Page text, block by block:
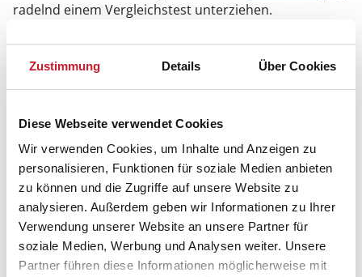
Zustimmung Details Über Cookies
Diese Webseite verwendet Cookies
Wir verwenden Cookies, um Inhalte und Anzeigen zu
personalisieren, Funktionen für soziale Medien anbieten
zu können und die Zugriffe auf unsere Website zu
analysieren. Außerdem geben wir Informationen zu Ihrer
Verwendung unserer Website an unsere Partner für
soziale Medien, Werbung und Analysen weiter. Unsere
Partner führen diese Informationen möglicherweise mit
radelnd einem Vergleichstest unterziehen.